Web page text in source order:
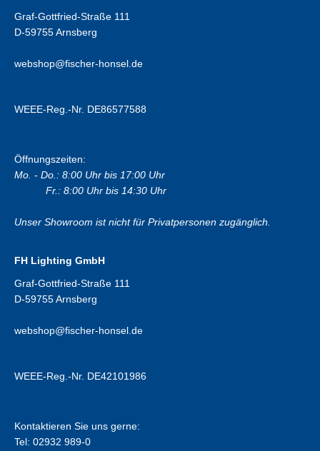
Graf-Gottfried-Straße 111
D-59755 Arnsberg
webshop@fischer-honsel.de
WEEE-Reg.-Nr. DE86577588
Öffnungszeiten:
Mo. - Do.: 8:00 Uhr bis 17:00 Uhr
Fr.: 8:00 Uhr bis 14:30 Uhr
Unser Showroom ist nicht für Privatpersonen zugänglich.
FH Lighting GmbH
Graf-Gottfried-Straße 111
D-59755 Arnsberg
webshop@fischer-honsel.de
WEEE-Reg.-Nr. DE42101986
Kontaktieren Sie uns gerne:
Tel: 02932 989-0